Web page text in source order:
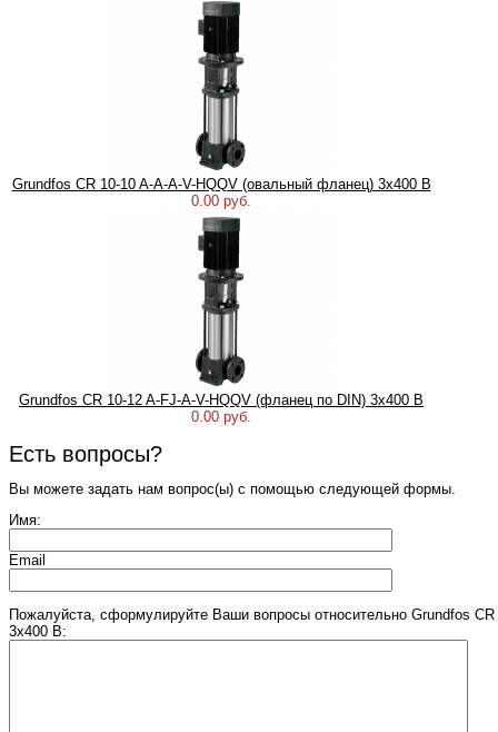
Grundfos CR 10-10 A-A-A-V-HQQV (овальный фланец) 3х400 В
0.00 руб.
Grundfos CR 10-12 A-FJ-A-V-HQQV (фланец по DIN) 3х400 В
0.00 руб.
Есть вопросы?
Вы можете задать нам вопрос(ы) с помощью следующей формы.
Имя:
Email
Пожалуйста, сформулируйте Ваши вопросы относительно Grundfos
3х400 В: